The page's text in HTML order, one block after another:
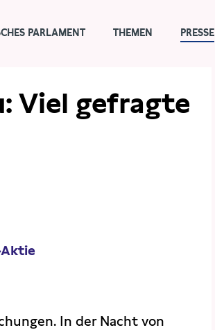
PARLAMENT THEMEN PRESSE
Viel gefragte
In der Nacht von